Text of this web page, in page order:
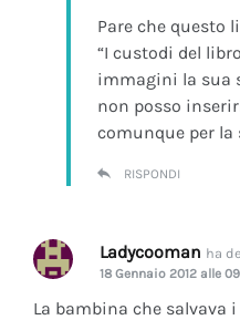
Pare che questo
“I custodi del
immagini la sua
non posso
comunque per la
RISPONDI
Ladycooman ha
18 Gennaio 2012 alle
La bambina che salvava